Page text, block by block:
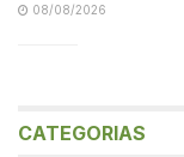
08/08/2026
CATEGORIAS